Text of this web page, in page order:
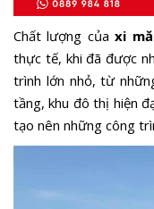
Chất lượng của xi
thực tế, khi đã được
trình lớn nhỏ, từ
tầng, khu đô thị hiện
tạo nên những công